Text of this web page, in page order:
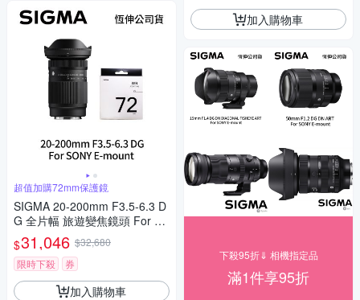
超值加購72mm保護鏡
SIGMA 20-200mm F3.5-6.3 D
G 全片幅 旅遊變焦鏡頭 For S
ONY E-mount + SIGMA WR U
V 72mm 最頂級保護鏡 (公司
貨)
$31,046 $32,680
限時下殺
券
加入購物車
加入購物車
下殺95折⇓ 相機指定品
滿1件享95折